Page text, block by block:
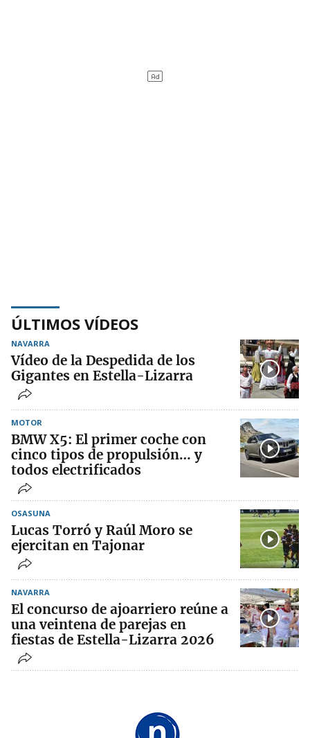
ÚLTIMOS VÍDEOS
NAVARRA
Vídeo de la Despedida de los
Gigantes en Estella-Lizarra
MOTOR
BMW X5: El primer coche con
cinco tipos de propulsión… y
todos electrificados
OSASUNA
Lucas Torró y Raúl Moro se
ejercitan en Tajonar
NAVARRA
El concurso de ajoarriero reúne a
una veintena de parejas en
fiestas de Estella-Lizarra 2026